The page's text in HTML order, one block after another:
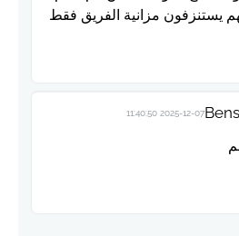
يستنزفون مزانية الفريق فقط
2025-12-07 11:40:50